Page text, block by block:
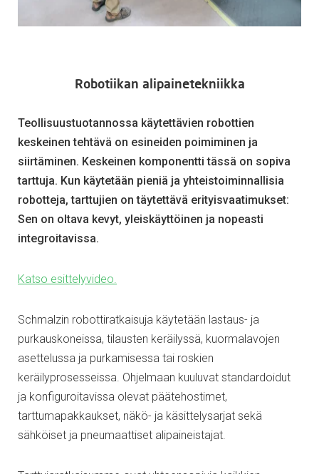
Robotiikan alipainetekniikka
Teollisuustuotannossa käytettävien robottien
keskeinen tehtävä on esineiden poimiminen ja
siirtäminen. Keskeinen komponentti tässä on sopiva
tarttuja. Kun käytetään pieniä ja yhteistoiminnallisia
robotteja, tarttujien on täytettävä erityisvaatimukset:
Sen on oltava kevyt, yleiskäyttöinen ja nopeasti
integroitavissa.
Katso esittelyvideo.
Schmalzin robottiratkaisuja käytetään lastaus- ja
purkauskoneissa, tilausten keräilyssä, kuormalavojen
asettelussa ja purkamisessa tai roskien
keräilyprosesseissa. Ohjelmaan kuuluvat standardoidut
ja konfiguroitavissa olevat päätehostimet,
tarttumapakkaukset, näkö- ja käsittelysarjat sekä
sähköiset ja pneumaattiset alipaineistajat.